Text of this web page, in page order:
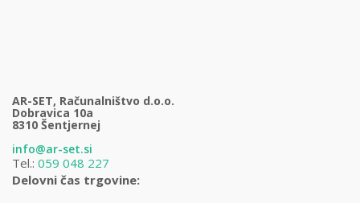
AR-SET, Računalništvo d.o.o.
Dobravica 10a
8310 Šentjernej
info@ar-set.si
Tel.: 059 048 227
Delovni čas trgovine: